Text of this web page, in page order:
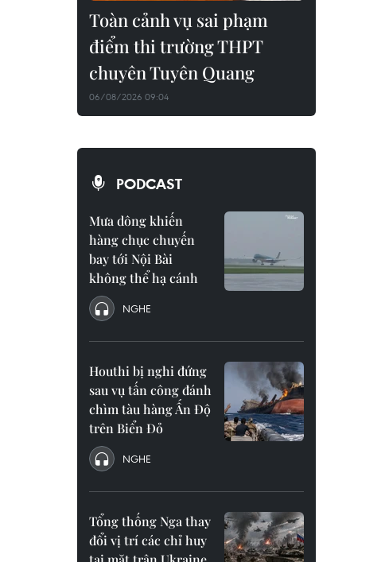
Toàn cảnh vụ sai phạm
điểm thi trường THPT
chuyên Tuyên Quang
06/08/2026 09:04
PODCAST
Mưa dông khiến
hàng chục chuyến
bay tới Nội Bài
không thể hạ cánh
NGHE
Houthi bị nghi đứng
sau vụ tấn công đánh
chìm tàu hàng Ấn Độ
trên Biển Đỏ
NGHE
Tổng thống Nga thay
đổi vị trí các chỉ huy